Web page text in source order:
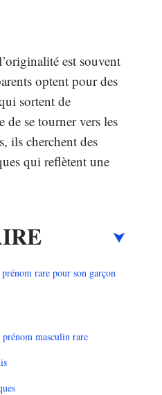
est souvent
optent pour des
sortent de
de se tourner vers les
ils cherchent des
qui reflètent une
rare pour son garçon
masculin rare